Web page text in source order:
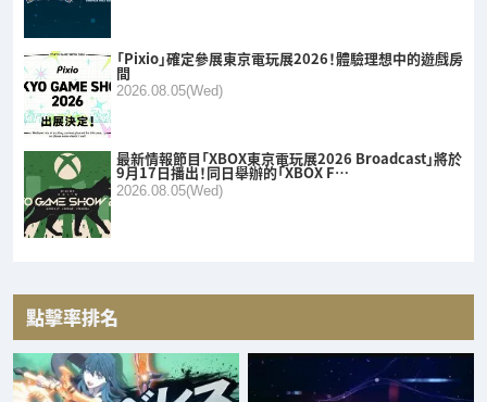
「Pixio」確定參展東京電玩展2026！體驗理想中的遊戲房
間
2026.08.05(Wed)
最新情報節目「XBOX東京電玩展2026 Broadcast」將於
9月17日播出！同日舉辦的「XBOX F…
2026.08.05(Wed)
點擊率排名